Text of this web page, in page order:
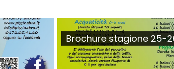
Brochure stagione 25-